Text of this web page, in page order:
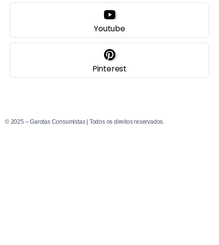
Youtube
Pinterest
© 2025 – Garotas Consumistas | Todos os direitos reservados.